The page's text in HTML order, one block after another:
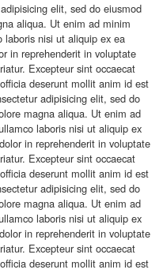
elit, sed do eiusmod
aliqua. Ut enim ad minim
laboris nisi ut aliquip ex ea
in reprehenderit in voluptate
Excepteur sint occaecat
deserunt mollit anim id est
adipisicing elit, sed do
magna aliqua. Ut enim ad
laboris nisi ut aliquip ex
in reprehenderit in voluptate
Excepteur sint occaecat
deserunt mollit anim id est
adipisicing elit, sed do
magna aliqua. Ut enim ad
laboris nisi ut aliquip ex
in reprehenderit in voluptate
Excepteur sint occaecat
deserunt mollit anim id est